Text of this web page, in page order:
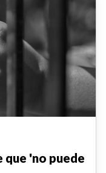
que 'no puede